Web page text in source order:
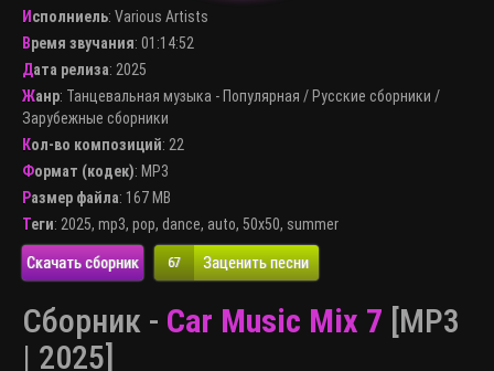
Исполниель: Various Artists
Время звучания: 01:14:52
Дата релиза: 2025
Жанр: Танцевальная музыка - Популярная / Русские сборники /
Зарубежные сборники
Кол-во композиций: 22
Формат (кодек): MP3
Размер файла: 167 MB
Теги: 2025, mp3, pop, dance, auto, 50x50, summer
Скачать сборник 67 Заценить песни
Сборник - Car Music Mix 7 [MP3
| 2025]